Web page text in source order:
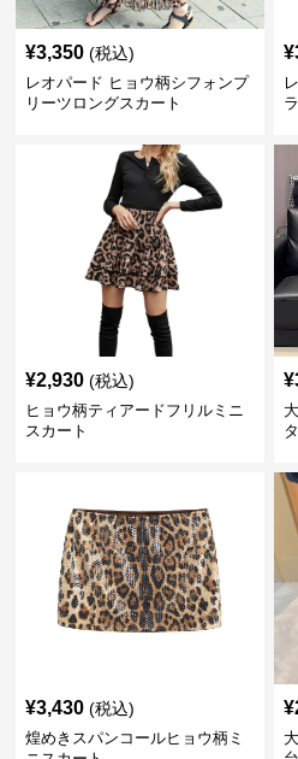
¥3,350 (税込)
レオパード ヒョウ柄シフォンプ
リーツロングスカート
¥
¥2,930 (税込)
ヒョウ柄ティアードフリルミニ
スカート
¥
¥3,430 (税込)
煌めきスパンコールヒョウ柄ミ
¥